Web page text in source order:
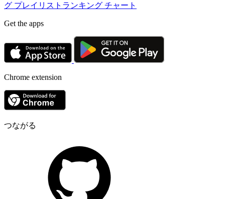
グ プレイリストランキング チャート
Get the apps
Chrome extension
つながる